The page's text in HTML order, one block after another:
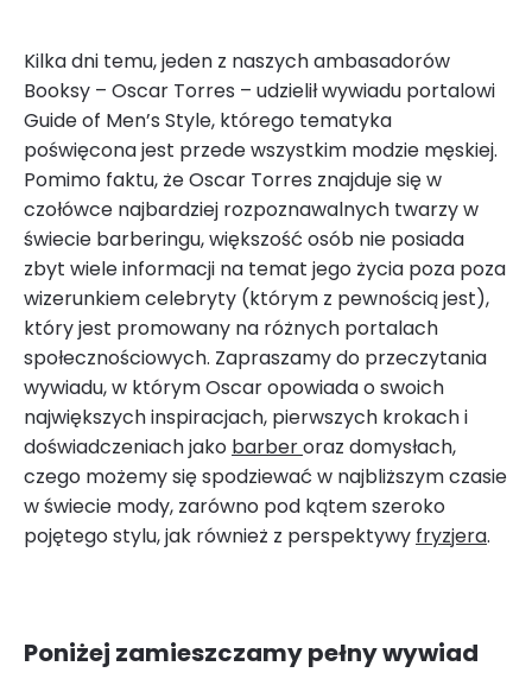
Kilka dni temu, jeden z naszych ambasadorów
Booksy – Oscar Torres – udzielił wywiadu portalowi
Guide of Men’s Style, którego tematyka
poświęcona jest przede wszystkim modzie męskiej.
Pomimo faktu, że Oscar Torres znajduje się w
czołówce najbardziej rozpoznawalnych twarzy w
świecie barberingu, większość osób nie posiada
zbyt wiele informacji na temat jego życia poza poza
wizerunkiem celebryty (którym z pewnością jest),
który jest promowany na różnych portalach
społecznościowych. Zapraszamy do przeczytania
wywiadu, w którym Oscar opowiada o swoich
największych inspiracjach, pierwszych krokach i
doświadczeniach jako barberoraz domysłach,
czego możemy się spodziewać w najbliższym czasie
w świecie mody, zarówno pod kątem szeroko
pojętego stylu, jak również z perspektywy fryzjera.
Poniżej zamieszczamy pełny wywiad